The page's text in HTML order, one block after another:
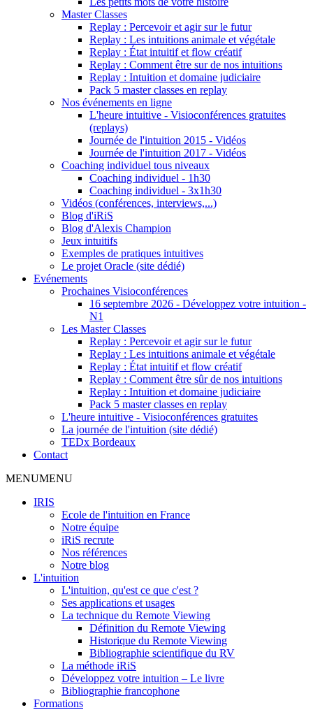
Master Classes
Replay : Percevoir et agir sur le futur
Replay : Les intuitions animale et végétale
Replay : État intuitif et flow créatif
Replay : Comment être sur de nos intuitions
Replay : Intuition et domaine judiciaire
Pack 5 master classes en replay
Nos événements en ligne
L'heure intuitive - Visioconférences gratuites
(replays)
Journée de l'intuition 2015 - Vidéos
Journée de l'intuition 2017 - Vidéos
Coaching individuel tous niveaux
Coaching individuel - 1h30
Coaching individuel - 3x1h30
Vidéos (conférences, interviews,...)
Blog d'iRiS
Blog d'Alexis Champion
Jeux intuitifs
Exemples de pratiques intuitives
Le projet Oracle (site dédié)
Evénements
Prochaines Visioconférences
16 septembre 2026 - Développez votre intuition -
N1
Les Master Classes
Replay : Percevoir et agir sur le futur
Replay : Les intuitions animale et végétale
Replay : État intuitif et flow créatif
Replay : Comment être sûr de nos intuitions
Replay : Intuition et domaine judiciaire
Pack 5 master classes en replay
L'heure intuitive - Visioconférences gratuites
La journée de l'intuition (site dédié)
TEDx Bordeaux
Contact
MENUMENU
IRIS
Ecole de l'intuition en France
Notre équipe
iRiS recrute
Nos références
Notre blog
L'intuition
L'intuition, qu'est ce que c'est ?
Ses applications et usages
La technique du Remote Viewing
Définition du Remote Viewing
Historique du Remote Viewing
Bibliographie scientifique du RV
La méthode iRiS
Développez votre intuition – Le livre
Bibliographie francophone
Formations